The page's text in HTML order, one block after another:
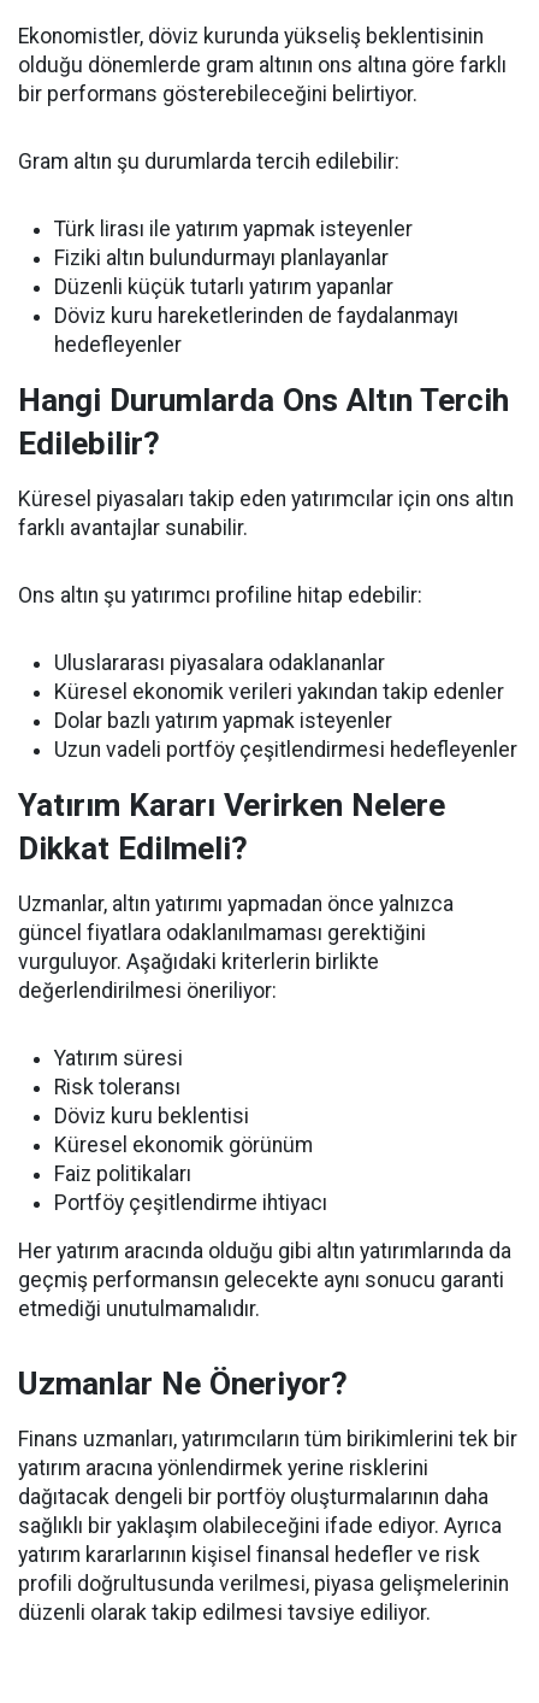
Ekonomistler, döviz kurunda yükseliş beklentisinin
olduğu dönemlerde gram altının ons altına göre farklı
bir performans gösterebileceğini belirtiyor.
Gram altın şu durumlarda tercih edilebilir:
Türk lirası ile yatırım yapmak isteyenler
Fiziki altın bulundurmayı planlayanlar
Düzenli küçük tutarlı yatırım yapanlar
Döviz kuru hareketlerinden de faydalanmayı
hedefleyenler
Hangi Durumlarda Ons Altın Tercih
Edilebilir?
Küresel piyasaları takip eden yatırımcılar için ons altın
farklı avantajlar sunabilir.
Ons altın şu yatırımcı profiline hitap edebilir:
Uluslararası piyasalara odaklananlar
Küresel ekonomik verileri yakından takip edenler
Dolar bazlı yatırım yapmak isteyenler
Uzun vadeli portföy çeşitlendirmesi hedefleyenler
Yatırım Kararı Verirken Nelere
Dikkat Edilmeli?
Uzmanlar, altın yatırımı yapmadan önce yalnızca
güncel fiyatlara odaklanılmaması gerektiğini
vurguluyor. Aşağıdaki kriterlerin birlikte
değerlendirilmesi öneriliyor:
Yatırım süresi
Risk toleransı
Döviz kuru beklentisi
Küresel ekonomik görünüm
Faiz politikaları
Portföy çeşitlendirme ihtiyacı
Her yatırım aracında olduğu gibi altın yatırımlarında da
geçmiş performansın gelecekte aynı sonucu garanti
etmediği unutulmamalıdır.
Uzmanlar Ne Öneriyor?
Finans uzmanları, yatırımcıların tüm birikimlerini tek bir
yatırım aracına yönlendirmek yerine risklerini
dağıtacak dengeli bir portföy oluşturmalarının daha
sağlıklı bir yaklaşım olabileceğini ifade ediyor. Ayrıca
yatırım kararlarının kişisel finansal hedefler ve risk
profili doğrultusunda verilmesi, piyasa gelişmelerinin
düzenli olarak takip edilmesi tavsiye ediliyor.